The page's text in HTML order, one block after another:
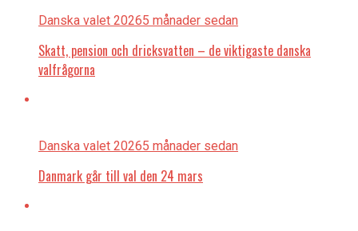
Danska valet 20265 månader sedan
Skatt, pension och dricksvatten – de viktigaste danska
valfrågorna
Danska valet 20265 månader sedan
Danmark går till val den 24 mars